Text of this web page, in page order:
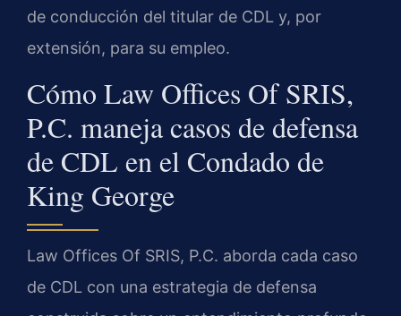
de conducción del titular de CDL y, por
extensión, para su empleo.
Cómo Law Offices Of SRIS,
P.C. maneja casos de defensa
de CDL en el Condado de
King George
Law Offices Of SRIS, P.C. aborda cada caso
de CDL con una estrategia de defensa